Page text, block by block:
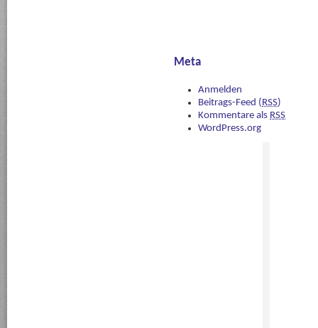
Meta
Anmelden
Beitrags-Feed (RSS)
Kommentare als RSS
WordPress.org